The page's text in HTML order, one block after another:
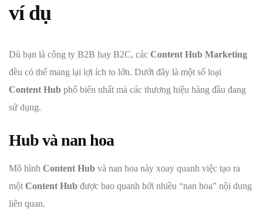
ví dụ
Dù bạn là công ty B2B hay B2C, các Content Hub Marketing
đều có thể mang lại lợi ích to lớn. Dưới đây là một số loại
Content Hub phổ biến nhất mà các thương hiệu hàng đầu đang
sử dụng.
Hub và nan hoa
Mô hình Content Hub và nan hoa này xoay quanh việc tạo ra
một Content Hub được bao quanh bởi nhiều “nan hoa” nội dung
liên quan.